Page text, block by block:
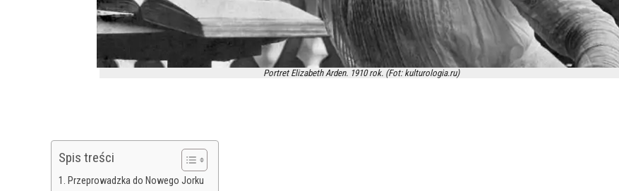
Portret Elizabeth Arden. 1910 rok. (Fot: kulturologia.ru)
Spis treści
Przeprowadzka do Nowego Jorku